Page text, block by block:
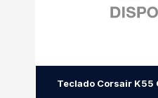
Teclado Corsair K55